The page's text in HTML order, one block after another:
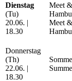
Dienstag
(Tu)
20.06. |
18.30
Meet
Meet
Donnerstag
(Th)
22.06. |
18.30